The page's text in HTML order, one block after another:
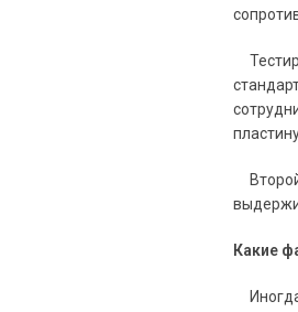
Второй
Какие
Иногда